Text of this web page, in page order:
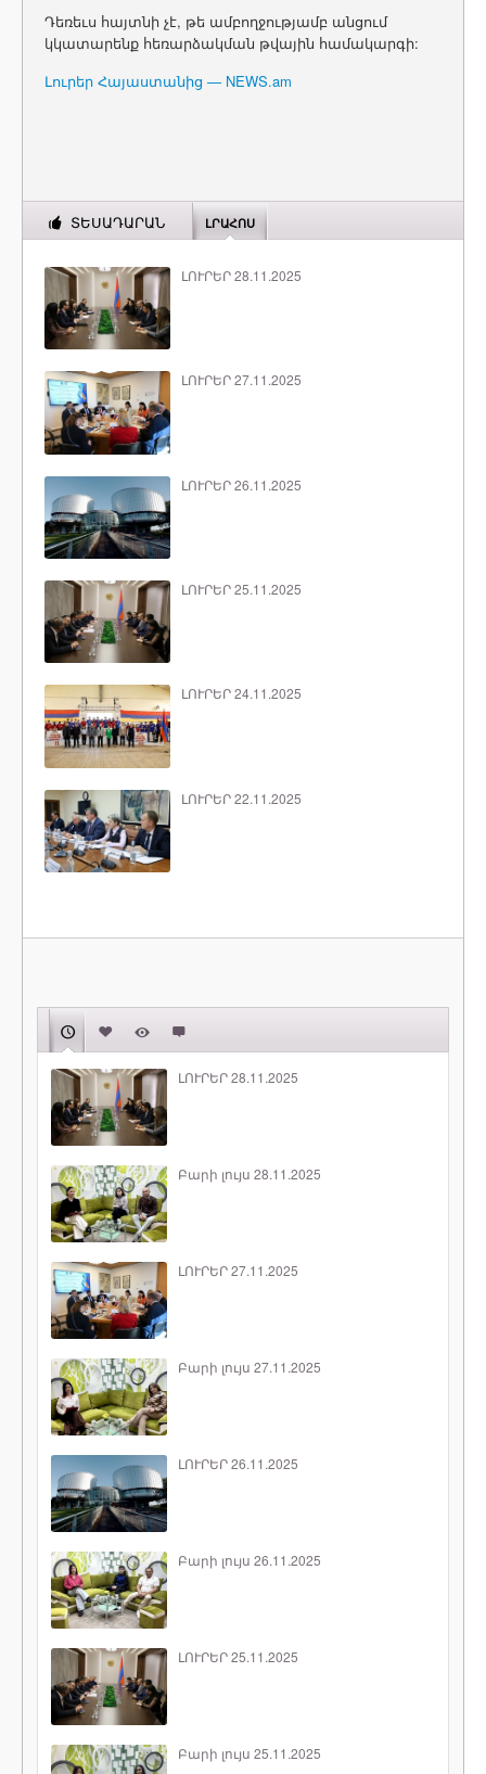
Դեռեւս հայտնի չէ, թե ամբողջությամբ անցում
կկատարենք հեռարձակման թվային համակարգի:
Լուրեր Հայաստանից — NEWS.am
ՏԵՍԱԴԱՐԱՆ ԼՐԱՀՈՍ
ԼՈՒՐԵՐ 28.11.2025
ԼՈՒՐԵՐ 27.11.2025
ԼՈՒՐԵՐ 26.11.2025
ԼՈՒՐԵՐ 25.11.2025
ԼՈՒՐԵՐ 24.11.2025
ԼՈՒՐԵՐ 22.11.2025
ԼՈՒՐԵՐ 28.11.2025
Բարի լույս 28.11.2025
ԼՈՒՐԵՐ 27.11.2025
Բարի լույս 27.11.2025
ԼՈՒՐԵՐ 26.11.2025
Բարի լույս 26.11.2025
ԼՈՒՐԵՐ 25.11.2025
Բարի լույս 25.11.2025